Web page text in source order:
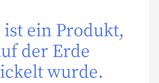
ein Produkt,
der Erde
wurde.